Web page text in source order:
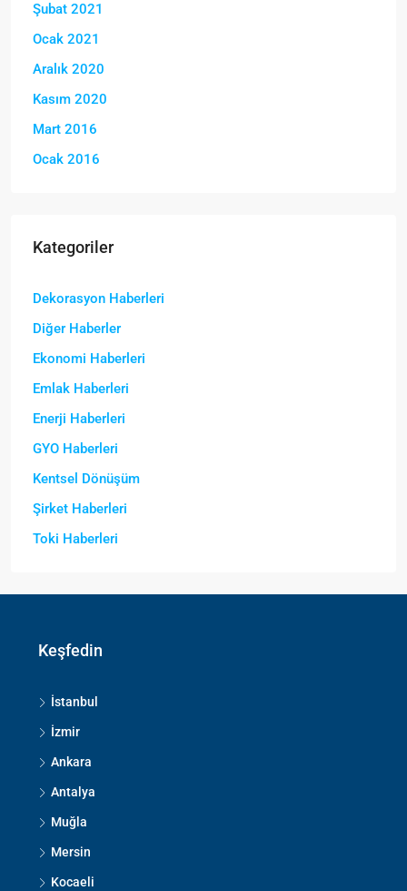
Şubat 2021
Ocak 2021
Aralık 2020
Kasım 2020
Mart 2016
Ocak 2016
Kategoriler
Dekorasyon Haberleri
Diğer Haberler
Ekonomi Haberleri
Emlak Haberleri
Enerji Haberleri
GYO Haberleri
Kentsel Dönüşüm
Şirket Haberleri
Toki Haberleri
Keşfedin
İstanbul
İzmir
Ankara
Antalya
Muğla
Mersin
Kocaeli